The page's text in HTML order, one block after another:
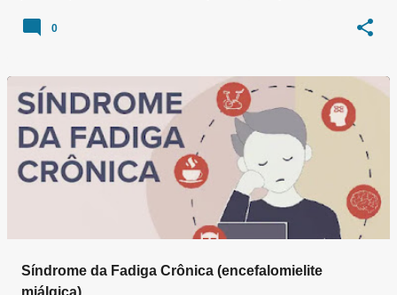
0
Síndrome da Fadiga Crônica (encefalomielite
miálgica)